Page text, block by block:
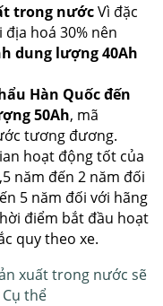
trong nướcVì đặc
hoá 30% nên
dung lượng 40Ah
Hàn Quốc đến
50Ah, mã
tương đương.
hoạt động tốt của
năm đến 2 năm đối
5 năm đối với hãng
điểm bắt đầu hoạt
quy theo xe.
xuất trong nước sẽ
thể